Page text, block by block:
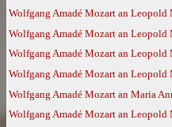
Wolfgang Amadé Mozart an
Wolfgang Amadé Mozart an
Wolfgang Amadé Mozart an Leopold
Wolfgang Amadé Mozart an Leopold
Wolfgang Amadé Mozart an Maria
Wolfgang Amadé Mozart an Leopold